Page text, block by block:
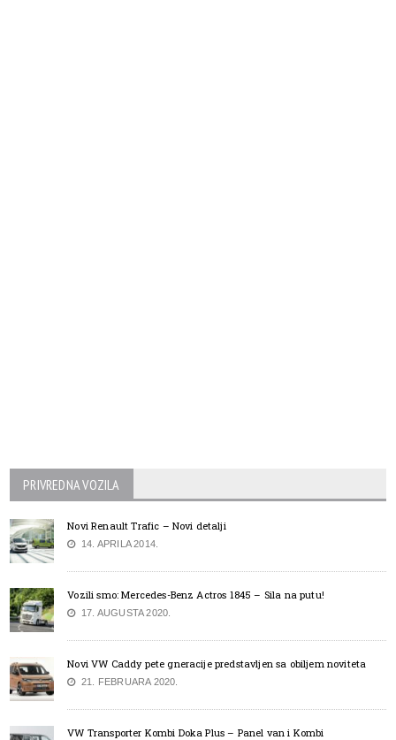
PRIVREDNA VOZILA
Novi Renault Trafic – Novi detalji
14. APRILA 2014.
Vozili smo: Mercedes-Benz Actros 1845 – Sila na putu!
17. AUGUSTA 2020.
Novi VW Caddy pete gneracije predstavljen sa obiljem noviteta
21. FEBRUARA 2020.
VW Transporter Kombi Doka Plus – Panel van i Kombi